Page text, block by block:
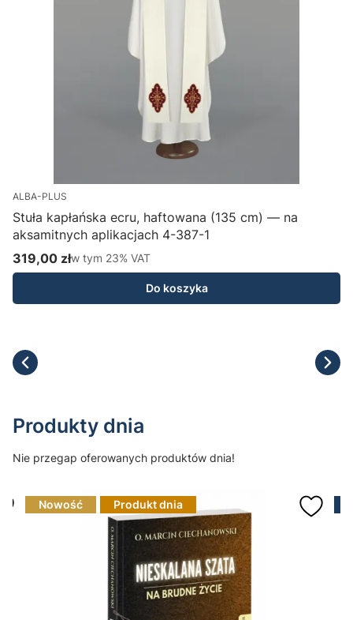
ALBA-PLUS
Stuła kapłańska ecru, haftowana (135 cm) — na
aksamitnych aplikacjach 4-387-1
Cena brutto
319,00 złw tym %s VAT
w tym 23% VAT
Do koszyka
Produkty dnia
Nie przegap oferowanych produktów dnia!
Nowość Produkt dnia